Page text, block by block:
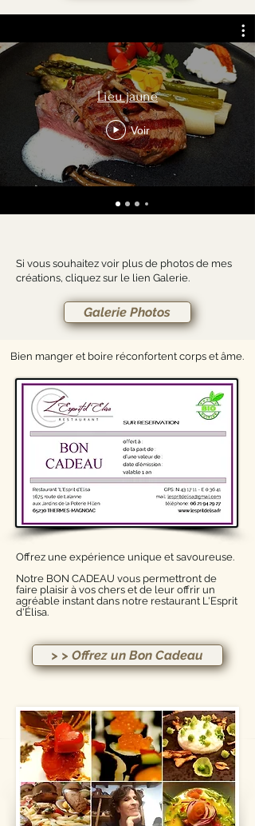
Lieu jaune
Voir
Si vous souhaitez voir plus de photos de mes
créations, cliquez sur le lien Galerie.
Galerie Photos
​​Bien manger et boire réconfortent corps et âme.
Offrez une expérience unique et savoureuse.
Notre BON CADEAU vous permettront de
faire plaisir à vos chers et de leur offrir un
agréable instant dans notre restaurant L'Esprit
d'Élisa.
> > Offrez un Bon Cadeau